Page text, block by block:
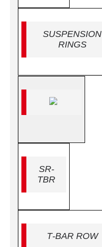
SUSPENSION
RINGS
SR-
TBR
T-BAR ROW